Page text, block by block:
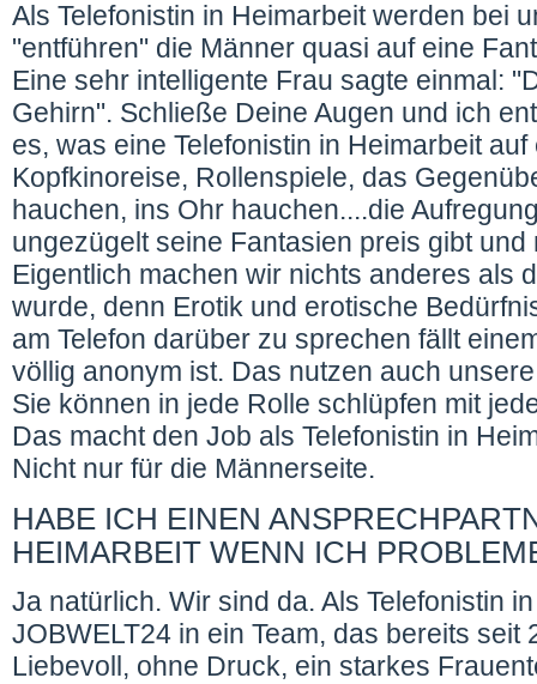
Als Telefonistin in Heimarbeit werden bei
"entführen" die Männer quasi auf eine
Eine sehr intelligente Frau sagte einmal:
Gehirn". Schließe Deine Augen und ich
es, was eine Telefonistin in Heimarbeit
Kopfkinoreise, Rollenspiele, das
hauchen, ins Ohr hauchen....die
ungezügelt seine Fantasien preis gibt
Eigentlich machen wir nichts anderes als
wurde, denn Erotik und erotische
am Telefon darüber zu sprechen fällt
völlig anonym ist. Das nutzen auch
Sie können in jede Rolle schlüpfen mit
Das macht den Job als Telefonistin in
Nicht nur für die Männerseite.
HABE ICH EINEN
HEIMARBEIT WENN ICH
Ja natürlich. Wir sind da. Als Telefonistin
JOBWELT24 in ein Team, das bereits
Liebevoll, ohne Druck, ein starkes